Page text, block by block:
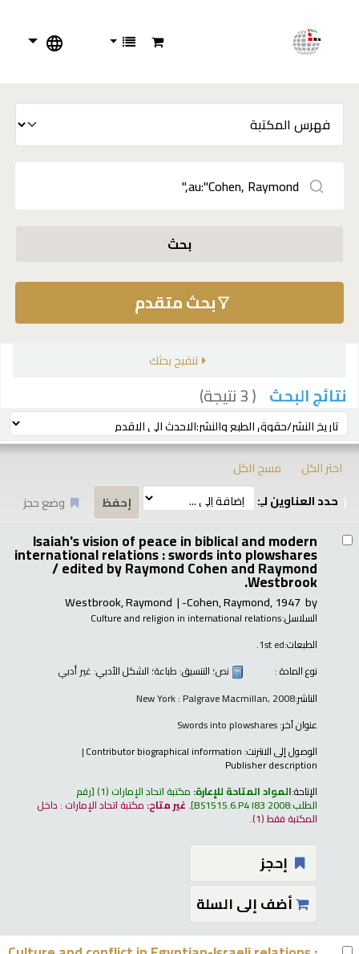
بحث
بحث متقدم
تنقيح بحثك
نتائج البحث ( 3 نتيجة)
ترتيب بواسطة:
اختر الكل
مسح الكل
حدد العناوين لـِ:
وضع حجز
Isaiah's vision of peace in biblical and modern
international relations : swords into plowshares
/edited by Raymond Cohen and Raymond
Westbrook.
by
Cohen, Raymond, 1947-
Westbrook, Raymond
السلاسل:Culture and religion in international relations
الطبعات:1st ed.
نوع المادة :
نص؛ التنسيق: طباعة؛ الشكل الأدبي: غير أدبي
الناشر:New York : Palgrave Macmillan, 2008
عنوان آخر:Swords into plowshares
الوصول إلى الانترنت: Contributor biographical information
Publisher description
الإتاحة:المواد المتاحة للإعارة: مكتبة اتحاد الإمارات (1) رقم
الطلب:BS1515.6.P4 I83 2008
.غير متاح: مكتبة اتحاد الإمارات : داخل
المكتبة فقط(1).
إحجز
أضف إلى السلة